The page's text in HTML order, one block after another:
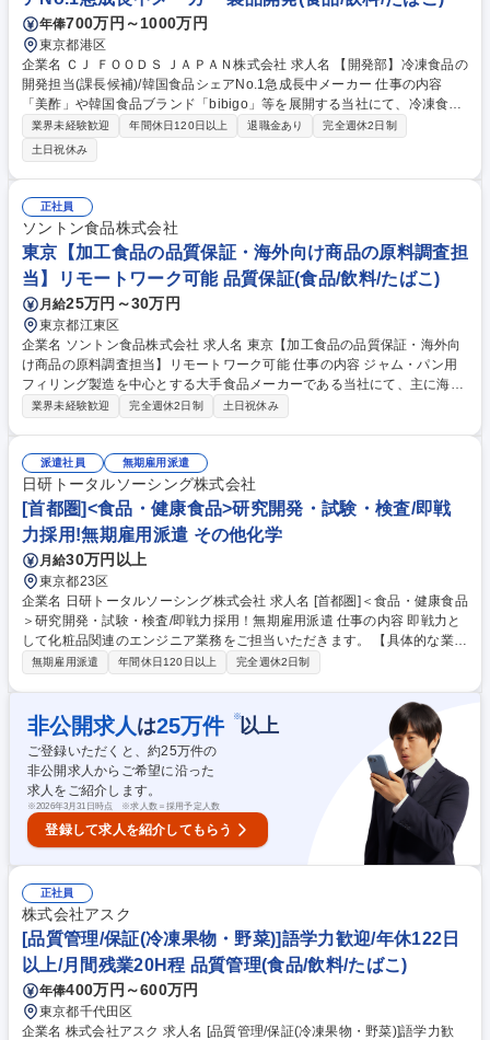
年俸700万円～1000万円
東京都港区
企業名 ＣＪ ＦＯＯＤＳ ＪＡＰＡＮ株式会社 求人名 【開発部】冷凍食品の
開発担当(課長候補)/韓国食品シェアNo.1急成長中メーカー 仕事の内容
「美酢」や韓国食品ブランド「bibigo」等を展開する当社にて、冷凍食品
（米飯[キムパ]/総菜[チキン/お好み焼き/チャプチェ/チヂミ]）の開発担当を
お任せします。 【業務詳細】▼原料・配合設計▼試作開発▼製造条件の最
適化▼量産化に向けた課題抽出および改善提案などの開発業務全般、スム
ーズな商品化の実現に向けた弊社企画部門・OEM先との折衝/弊社品質保
証部門と連携をお任せいたします。 将来的には、「冷凍/冷蔵カテゴリ
ー」のプレイングマネージャーとして、当開発の主導やメンバーのマネー
ジメントをお任せする予定です。 募集職種 【開発部】冷凍食品の開発担
当(課長候補)/韓国食品シェアNo.1急成長中メーカー
業界未経験歓迎 年間休日120日以上 退職金あり
完全週休2日制
土日祝休み
正社員
ソントン食品株式会社
東京【加工食品の品質保証・海外向け商品の原料調査担
当】リモートワーク可能 品質保証(食品/飲料/たばこ)
月給25万円～30万円
東京都江東区
企業名 ソントン食品株式会社 求人名 東京【加工食品の品質保証・海外向
け商品の原料調査担当】リモートワーク可能 仕事の内容 ジャム・パン用
フィリング製造を中心とする大手食品メーカーである当社にて、主に海外
向け商品を担当する加工食品の品質保証（原料調査担当）をお任せいたし
応、法改正に伴う情報アップデート ■品質情報管理システムの運用等 ※国
内向け商品にも携わります（比率1:1）。デスクワーク中心です。 【業務
内容の変更範囲】会社の定める業務 募集職種 東京【加工食品の品質保
証・海外向け商品の原料調査担当】リモートワーク可能
業界未経験歓迎 完全週休2日制 土日祝休み
派遣社員 無期雇用派遣
日研トータルソーシング株式会社
[首都圏]<食品・健康食品>研究開発・試験・検査/即戦
力採用!無期雇用派遣 その他化学
月給30万円以上
東京都23区
企業名 日研トータルソーシング株式会社 求人名 [首都圏]＜食品・健康食品
＞研究開発・試験・検査/即戦力採用！無期雇用派遣 仕事の内容 即戦力と
して化粧品関連のエンジニア業務をご担当いただきます。 【具体的な業務
内容】 ■製品の研究開発 ■検査・分析 ■臨床検査 ■細胞培養 ■理化学試験
無期雇用派遣 年間休日120日以上 完全週休2日制
非公開求人 は25万件 ※以上
ご登録いただくと、約25万件の
非公開求人からご希望に沿った
求人をご紹介します。
※2026年3月31日時点 ※求人数＝採用予定人数
登録して求人を紹介してもらう
正社員
株式会社アスク
[品質管理/保証(冷凍果物・野菜)]語学力歓迎/年休122日
以上/月間残業20H程 品質管理(食品/飲料/たばこ)
年俸400万円～600万円
東京都千代田区
企業名 株式会社アスク 求人名 [品質管理/保証(冷凍果物・野菜)]語学力歓